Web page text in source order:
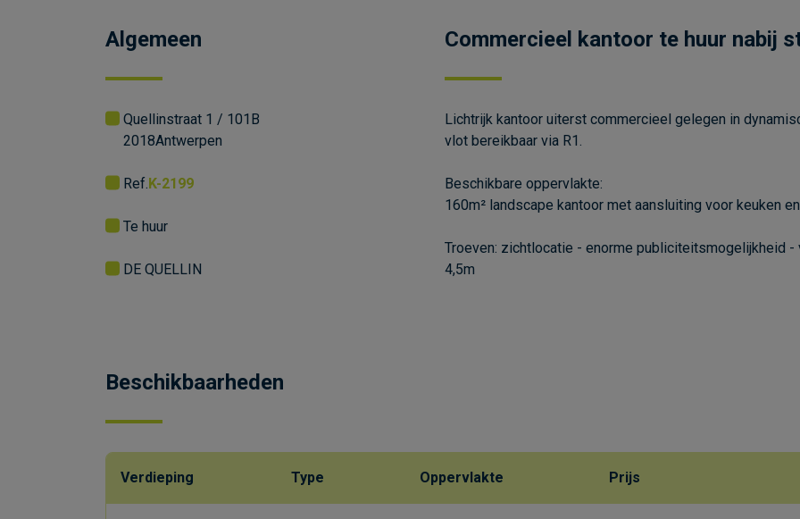
Algemeen
Antwerpen
2018
Quellinstraat 1 / 101B
Ref.K-2199
Te huur
DE QUELLIN
Commercieel kantoor te huur nabij
Lichtrijk kantoor uiterst commercieel gelegen in
vlot bereikbaar via R1.
Beschikbare oppervlakte:
160m² landscape kantoor met aansluiting voor keuken
Troeven: zichtlocatie - enorme publiciteitsmogelijkheid
4,5m
Beschikbaarheden
Verdieping Type Oppervlakte Prijs